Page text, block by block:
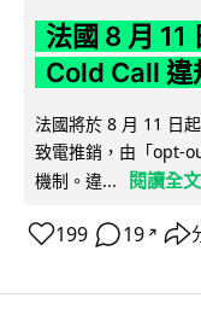
法國 8 月 11
Cold Call 違
法國將於 8 月 11 日
致電推銷，由「opt-
機制。違...
閱讀全文
199 19 ↗